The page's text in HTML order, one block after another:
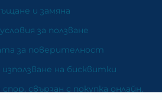
и замяна
за ползване
за поверителност
на бисквитки
свързан с покупка онлайн,